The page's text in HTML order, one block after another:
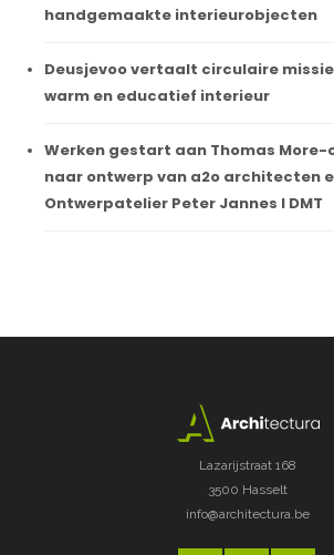
handgemaakte interieurobjecten
Deusjevoo vertaalt circulaire
warm en educatief interieur
Werken gestart aan Thomas More-
naar ontwerp van a2o architecten
Ontwerpatelier Peter Jannes I DMT
Lazarijstraat 168
3500 Hasselt
info@architectura.be